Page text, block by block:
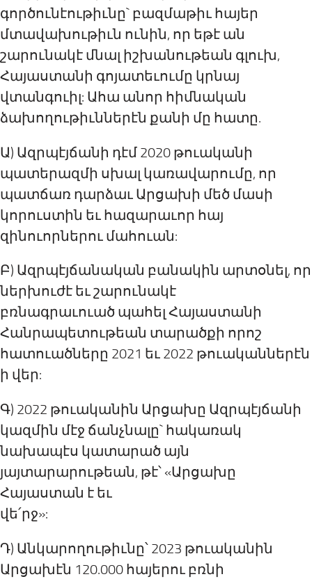
գործունէութիւնը` բազմաթիւ հայեր
մտավախութիւն ունին, որ եթէ ան
շարունակէ մնալ իշխանութեան գլուխ,
Հայաստանի գոյատեւումը կրնայ
վտանգուիլ: Ահա անոր հիմնական
ձախողութիւններէն քանի մը հատը.
Ա) Ազրպէյճանի դէմ 2020 թուականի
պատերազմի սխալ կառավարումը, որ
պատճառ դարձաւ Արցախի մեծ մասի
կորուստին եւ հազարաւոր հայ
զինուորներու մահուան:
Բ) Ազրպէյճանական բանակին արտօնել, որ
ներխուժէ եւ շարունակէ
բռնագրաւուած պահել Հայաստանի
Հանրապետութեան տարածքի որոշ
հատուածները 2021 եւ 2022 թուականներէն
ի վեր:
Գ) 2022 թուականին Արցախը Ազրպէյճանի
կազմին մէջ ճանչնալը` հակառակ
նախապէս կատարած այն
յայտարարութեան, թէ՝ «Արցախը
Հայաստան է եւ
վե՛րջ»:
Դ) Անկարողութիւնը՝ 2023 թուականին
Արցախէն 120.000 հայերու բռնի